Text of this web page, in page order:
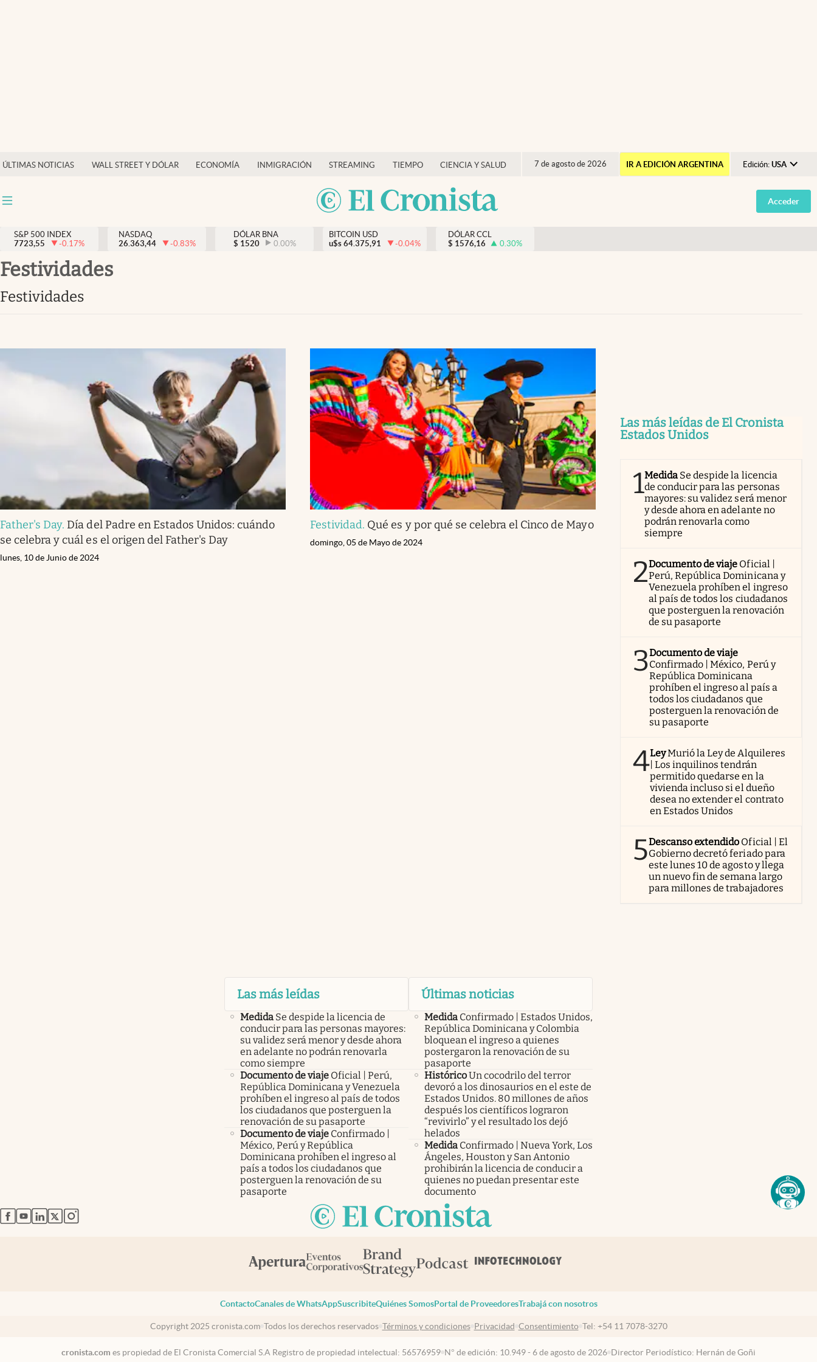
ÚLTIMAS NOTICIAS WALL STREET Y DÓLAR ECONOMÍA INMIGRACIÓN STREAMING TIEMPO CIENCIA Y SALUD 7 de agosto de 2026 IR A EDICIÓN ARGENTINA Edición: USA
Argentina
España
Tiempo
Streaming
Lifestyle
Acceder
S&P 500 INDEX
7723,55
-0.17%
NASDAQ
26.363,44
-0.83%
DÓLAR BNA
$ 1520 0.00%
BITCOIN USD
u$s 64.375,91 -0.04%
DÓLAR CCL
$ 1576,16 0.30%
festividades
festividades
Father's Day. Día del Padre en Estados Unidos: cuándo
se celebra y cuál es el origen del Father's Day
lunes, 10 de Junio de 2024
Festividad. Qué es y por qué se celebra el Cinco de Mayo
domingo, 05 de Mayo de 2024
Las más leídas de El Cronista
Estados Unidos
1Medida Se despide la licencia
de conducir para las personas
mayores: su validez será menor
y desde ahora en adelante no
podrán renovarla como
siempre
2Documento de viaje Oficial |
Perú, República Dominicana y
Venezuela prohíben el ingreso
al país de todos los ciudadanos
que posterguen la renovación
de su pasaporte
3Documento de viaje
Confirmado | México, Perú y
República Dominicana
prohíben el ingreso al país a
todos los ciudadanos que
posterguen la renovación de
su pasaporte
4LeyMurió la Ley de Alquileres
| Los inquilinos tendrán
permitido quedarse en la
vivienda incluso si el dueño
desea no extender el contrato
en Estados Unidos
5Descanso extendido Oficial | El
Gobierno decretó feriado para
este lunes 10 de agosto y llega
un nuevo fin de semana largo
para millones de trabajadores
Las más leídas
Medida Se despide la licencia de
conducir para las personas mayores:
su validez será menor y desde ahora
en adelante no podrán renovarla
como siempre
Documento de viaje Oficial | Perú,
República Dominicana y Venezuela
prohíben el ingreso al país de todos
los ciudadanos que posterguen la
renovación de su pasaporte
Documento de viaje Confirmado |
México, Perú y República
Dominicana prohíben el ingreso al
país a todos los ciudadanos que
posterguen la renovación de su
pasaporte
Últimas noticias
Medida Confirmado | Estados Unidos,
República Dominicana y Colombia
bloquean el ingreso a quienes
postergaron la renovación de su
pasaporte
HistóricoUn cocodrilo del terror
devoró a los dinosaurios en el este de
Estados Unidos. 80 millones de años
después los científicos lograron
“revivirlo” y el resultado los dejó
helados
Medida Confirmado | Nueva York, Los
Ángeles, Houston y San Antonio
prohibirán la licencia de conducir a
quienes no puedan presentar este
documento
abre en nueva pestaña
abre en nueva pestaña
abre en nueva pestaña
abre en nueva pestaña
abre en nueva pestaña
ContactoCanales de WhatsAppSuscribiteQuiénes SomosPortal de ProveedoresTrabajá con nosotros
Copyright 2025 cronista.com Todos los derechos reservados Términos y condiciones Privacidad Consentimiento Tel: +54 11 7078-3270
cronista.com es propiedad de El Cronista Comercial S.A Registro de propiedad intelectual: 56576959 N° de edición: 10.949 - 6 de agosto de 2026 Director Periodístico: Hernán de Goñi